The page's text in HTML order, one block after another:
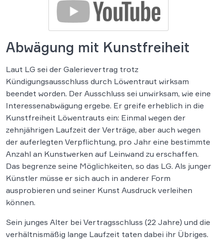
Abwägung mit Kunstfreiheit
Laut LG sei der Galerievertrag trotz
Kündigungsausschluss durch Löwentraut wirksam
beendet worden. Der Ausschluss sei unwirksam, wie eine
Interessenabwägung ergebe. Er greife erheblich in die
Kunstfreiheit Löwentrauts ein: Einmal wegen der
zehnjährigen Laufzeit der Verträge, aber auch wegen
der auferlegten Verpflichtung, pro Jahr eine bestimmte
Anzahl an Kunstwerken auf Leinwand zu erschaffen.
Das begrenze seine Möglichkeiten, so das LG. Als junger
Künstler müsse er sich auch in anderer Form
ausprobieren und seiner Kunst Ausdruck verleihen
können.
Sein junges Alter bei Vertragsschluss (22 Jahre) und die
verhältnismäßig lange Laufzeit taten dabei ihr Übriges.